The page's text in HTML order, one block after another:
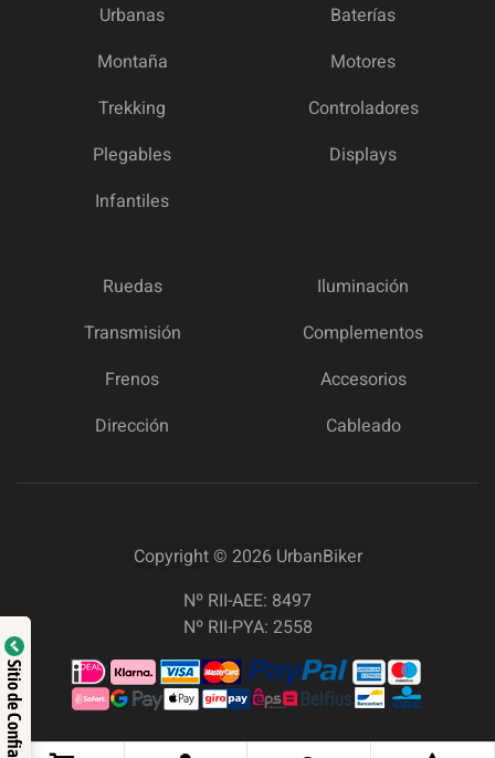
Urbanas
Montaña
Trekking
Plegables
Infantiles
Baterías
Motores
Controladores
Displays
Ruedas
Transmisión
Frenos
Dirección
Iluminación
Complementos
Accesorios
Cableado
Copyright © 2026 UrbanBiker
Nº RII-AEE: 8497
Nº RII-PYA: 2558
Sitio de Confianza